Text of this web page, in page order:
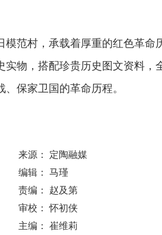
范村，承载着厚重的红色革命
物，搭配珍贵历史图文资料，
保家卫国的革命历程。
来源： 定陶融媒
编辑： 马瑾
责编： 赵及第
审校： 怀初侠
主编： 崔维莉